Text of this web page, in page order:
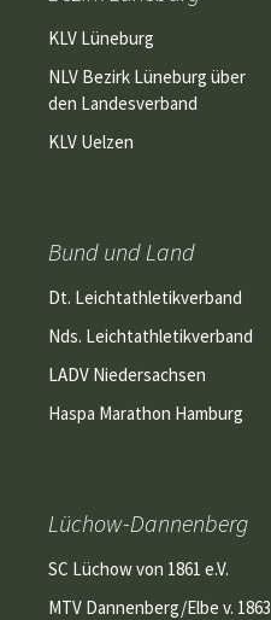
KLV Lüneburg
NLV Bezirk Lüneburg über
den Landesverband
KLV Uelzen
Bund und Land
Dt. Leichtathletikverband
Nds. Leichtathletikverband
LADV Niedersachsen
Haspa Marathon Hamburg
Lüchow-Dannenberg
SC Lüchow von 1861 e.V.
MTV Dannenberg/Elbe v. 1863